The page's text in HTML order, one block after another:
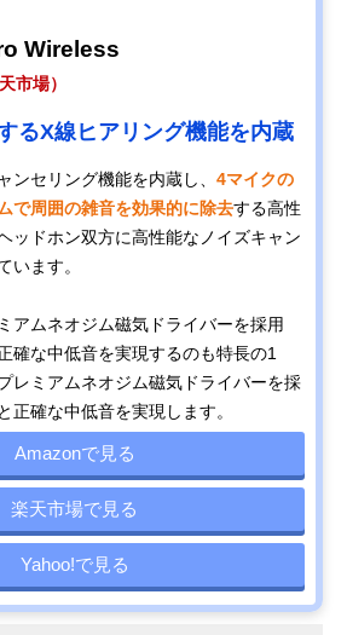
Wireless
市場）
るX線ヒアリング機能を内蔵
ンセリング機能を内蔵し、 4マイクの
で周囲の雑音を効果的に除去する高性
ッドホン双方に高性能なノイズキャン
います。
アムネオジム磁気ドライバーを採用
確な中低音を実現するのも特長の1
レミアムネオジム磁気ドライバーを採
正確な中低音を実現します。
Amazonで見る
楽天市場で見る
Yahoo!で見る